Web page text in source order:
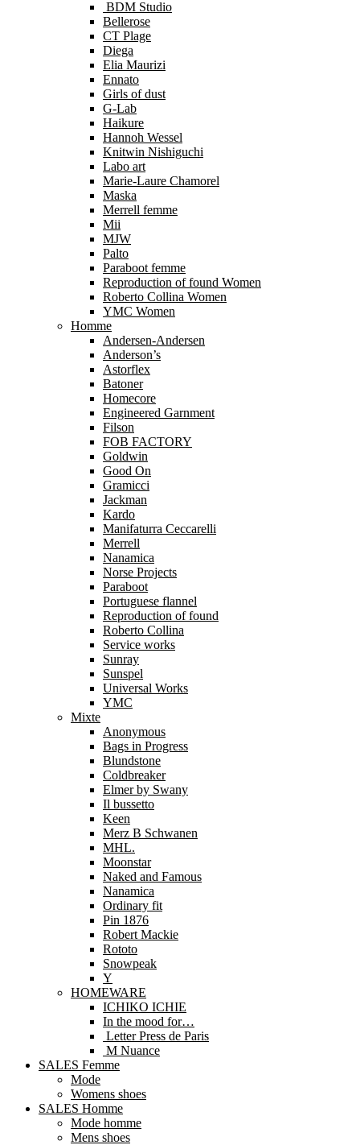
BDM Studio
Bellerose
CT Plage
Diega
Elia Maurizi
Ennato
Girls of dust
G-Lab
Haikure
Hannoh Wessel
Knitwin Nishiguchi
Labo art
Marie-Laure Chamorel
Maska
Merrell femme
Mii
MJW
Palto
Paraboot femme
Reproduction of found Women
Roberto Collina Women
YMC Women
Homme
Andersen-Andersen
Anderson’s
Astorflex
Batoner
Homecore
Engineered Garnment
Filson
FOB FACTORY
Goldwin
Good On
Gramicci
Jackman
Kardo
Manifaturra Ceccarelli
Merrell
Nanamica
Norse Projects
Paraboot
Portuguese flannel
Reproduction of found
Roberto Collina
Service works
Sunray
Sunspel
Universal Works
YMC
Mixte
Anonymous
Bags in Progress
Blundstone
Coldbreaker
Elmer by Swany
Il bussetto
Keen
Merz B Schwanen
MHL.
Moonstar
Naked and Famous
Nanamica
Ordinary fit
Pin 1876
Robert Mackie
Rototo
Snowpeak
Y
HOMEWARE
ICHIKO ICHIE
In the mood for…
Letter Press de Paris
M Nuance
SALES Femme
Mode
Womens shoes
SALES Homme
Mode homme
Mens shoes